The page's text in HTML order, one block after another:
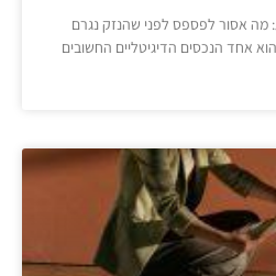
מה אסור לפספס לפני שהנזק נגרם
אחד הנכסים הדיגיטליים החשובים